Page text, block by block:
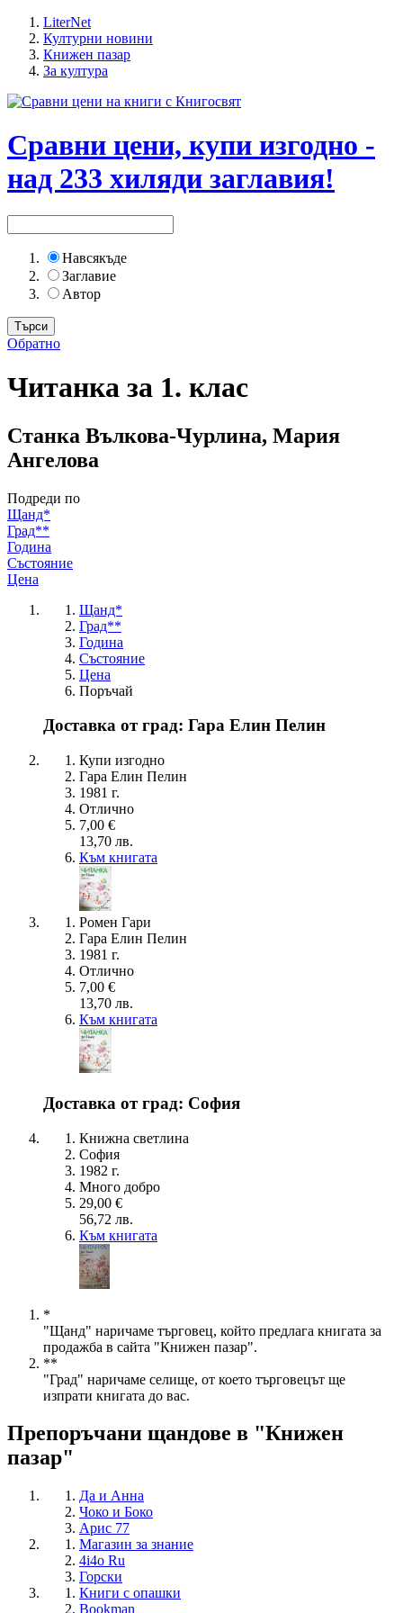
LiterNet
Културни новини
Книжен пазар
За култура
Сравни цени, купи изгодно -
над 233 хиляди заглавия!
Навсякъде
Заглавие
Автор
Обратно
Читанка за 1. клас
Станка Вълкова-Чурлина, Мария
Ангелова
Подреди по
Щанд*
Град**
Година
Състояние
Цена
Щанд*
Град**
Година
Състояние
Цена
Поръчай
Доставка от град: Гара Елин Пелин
Купи изгодно
Гара Елин Пелин
1981 г.
Отлично
7,00 €
13,70 лв.
Към книгата
Ромен Гари
Гара Елин Пелин
1981 г.
Отлично
7,00 €
13,70 лв.
Към книгата
Доставка от град: София
Книжна светлина
София
1982 г.
Много добро
29,00 €
56,72 лв.
Към книгата
*
"Щанд" наричаме търговец, който предлага книгата за
продажба в сайта "Книжен пазар".
**
"Град" наричаме селище, от което търговецът ще
изпрати книгата до вас.
Препоръчани щандове в "Книжен
пазар"
Да и Анна
Чоко и Боко
Арис 77
Магазин за знание
4i4o Ru
Горски
Книги с опашки
Bookman